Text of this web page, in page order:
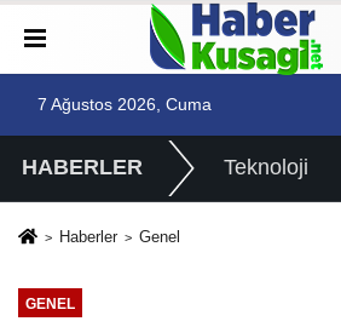
7 Ağustos 2026, Cuma
HABERLER Teknoloji
Haberler Genel
GENEL